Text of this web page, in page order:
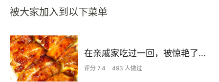
被大家加入到以下菜单
在亲戚家吃过一回，被惊艳了…
评分 7.4 493 人做过